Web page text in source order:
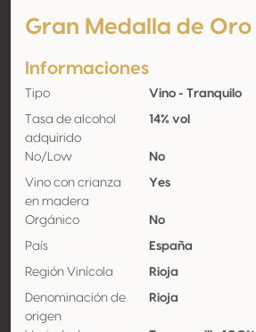
Gran Medalla de Oro
Informaciones
Tipo Vino - Tranquilo
Tasa de alcohol
adquirido
14% vol
No/Low No
Vino con crianza
en madera
Yes
Orgánico No
País España
Región Vinícola Rioja
Denominación de
origen
Rioja